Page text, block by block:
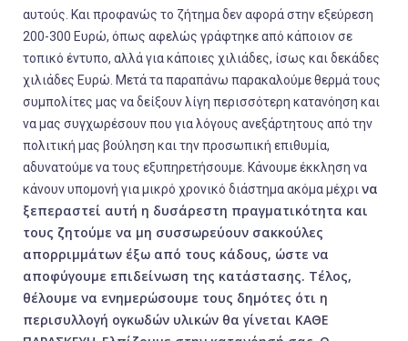
αυτούς. Και προφανώς το ζήτημα δεν αφορά στην εξεύρεση
200-300 Ευρώ, όπως αφελώς γράφτηκε από κάποιον σε
τοπικό έντυπο, αλλά για κάποιες χιλιάδες, ίσως και δεκάδες
χιλιάδες Ευρώ. Μετά τα παραπάνω παρακαλούμε θερμά τους
συμπολίτες μας να δείξουν λίγη περισσότερη κατανόηση και
να μας συγχωρέσουν που για λόγους ανεξάρτητους από την
πολιτική μας βούληση και την προσωπική επιθυμία,
αδυνατούμε να τους εξυπηρετήσουμε. Κάνουμε έκκληση να
κάνουν υπομονή για μικρό χρονικό διάστημα ακόμα μέχρι να
ξεπεραστεί αυτή η δυσάρεστη πραγματικότητα και
τους ζητούμε να μη συσσωρεύουν σακκούλες
απορριμμάτων έξω από τους κάδους, ώστε να
αποφύγουμε επιδείνωση της κατάστασης. Τέλος,
θέλουμε να ενημερώσουμε τους δημότες ότι η
περισυλλογή ογκωδών υλικών θα γίνεται ΚΑΘΕ